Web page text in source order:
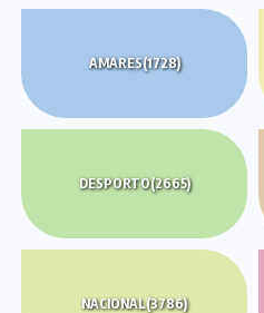
AMARES(1728)
DESPORTO(2665)
NACIONAL(3786)